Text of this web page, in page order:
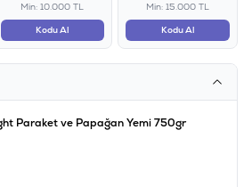
Min: 10.000 TL
Kodu Al
Min: 15.000 TL
Kodu Al
Paraket ve Papağan Yemi 750gr